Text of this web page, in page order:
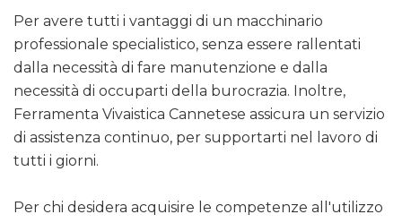
Per avere tutti i vantaggi di un macchinario
professionale specialistico, senza essere rallentati
dalla necessità di fare manutenzione e dalla
necessità di occuparti della burocrazia. Inoltre,
Ferramenta Vivaistica Cannetese assicura un servizio
di assistenza continuo, per supportarti nel lavoro di
tutti i giorni.
Per chi desidera acquisire le competenze all'utilizzo